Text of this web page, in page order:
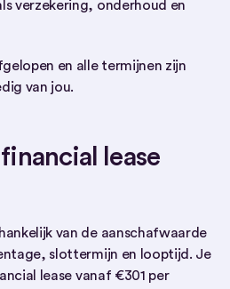
verzekering, onderhoud en
en alle termijnen zijn
van jou.
lease
van de aanschafwaarde
slottermijn en looptijd. Je
lease vanaf €301 per